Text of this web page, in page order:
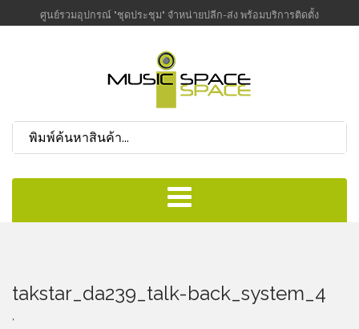
ศูนย์รวมอุปกรณ์ "ชุดประชุม" จำหน่ายปลีก-ส่ง พร้อมบริการติดตั้ง
takstar_da239_talk-back_system_4